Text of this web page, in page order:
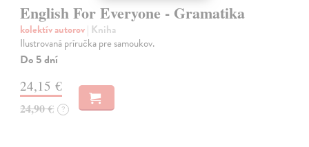
English For Everyone - Gramatika
kolektív autorov| Kniha
Ilustrovaná príručka pre samoukov.
Do 5 dní
24,15 €
24,90 € ?